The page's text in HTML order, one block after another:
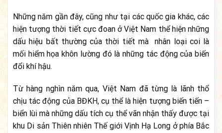
Những năm gần đây, cũng như tại các quốc gia khác, các
hiện tượng thời tiết cực đoan ở Việt Nam thể hiện những
dấu hiệu bất thường của thời tiết mà nhân loại coi là
mối hiểm họa khôn lường đó là những tác động của biến
đổi khí hậu.
Từ hàng nghìn năm qua, Việt Nam đã từng là lãnh thổ
chịu tác động của BĐKH, cụ thể là hiện tượng biến tiến –
biển lùi mà những dấu tích cụ thể vãn nhận thấy được tại
khu Di sản Thiên nhiên Thế giới Vịnh Hạ Long ở phía Bắc